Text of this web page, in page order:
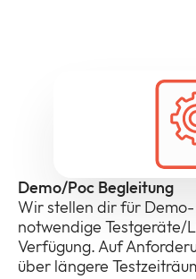
Demo/Poc Begleitung
Wir stellen dir für
notwendige Testgeräte/
Verfügung. Auf
über längere